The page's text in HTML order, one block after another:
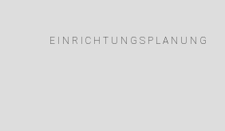
EINRICHTUNGSPLANUNG